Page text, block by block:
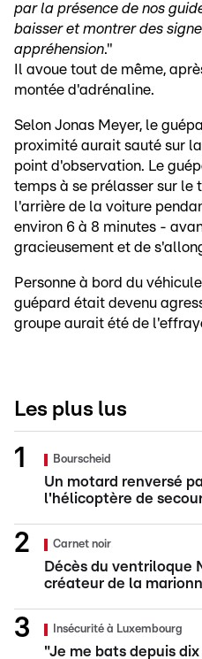
par la présence de nos
baisser et montrer des
appréhension."
Il avoue tout de même,
montée d'adrénaline.
Selon Jonas Meyer, le
proximité aurait sauté sur
point d'observation. Le
temps à se prélasser sur le
l'arrière de la voiture
environ 6 à 8 minutes -
gracieusement et de
Personne à bord du
guépard était devenu
groupe aurait été de
Les plus lus
Bourscheid
Un motard renversé
l'hélicoptère de
Carnet noir
Décès du ventriloque
créateur de la
Insécurité à Luxembourg
"Je me bats depuis